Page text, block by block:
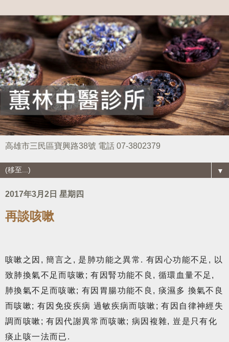
高雄市三民區寶興路38號 電話 07-3802379
▼
2017年3月2日 星期四
再談咳嗽
咳嗽之因, 簡言之, 是肺功能之異常. 有因心功能不足, 以
致肺換氣不足而咳嗽; 有因腎功能不良, 循環血量不足,
肺換氣不足而咳嗽; 有因胃腸功能不良, 痰濕多 換氣不良
而咳嗽; 有因免疫疾病 過敏疾病而咳嗽; 有因自律神經失
調而咳嗽; 有因代謝異常而咳嗽; 病因複雜, 豈是只有化
痰止咳一法而已.